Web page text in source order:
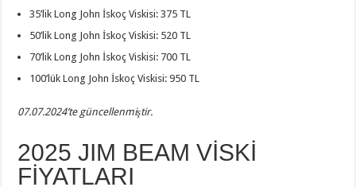
35’lik Long John İskoç Viskisi: 375 TL
50’lik Long John İskoç Viskisi: 520 TL
70’lik Long John İskoç Viskisi: 700 TL
100’lük Long John İskoç Viskisi: 950 TL
07.07.2024’te güncellenmiştir.
2025 JIM BEAM VİSKİ
FİYATLARI